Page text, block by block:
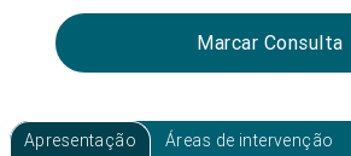
Marcar Consulta
Apresentação Áreas de intervenção